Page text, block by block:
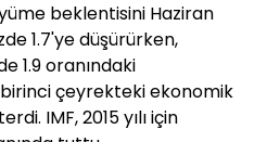
beklentisini Haziran
1.7'ye düşürürken,
1.9 oranındaki
çeyrekteki ekonomik
IMF, 2015 yılı için